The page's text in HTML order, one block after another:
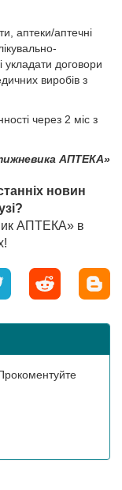
аптеки/аптечні
укладати договори
виробів з
через 2 міс з
АПТЕКА»
новин
АПТЕКА» в